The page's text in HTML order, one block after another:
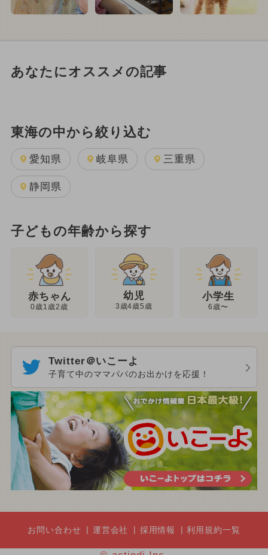
あなたにオススメの記事
東海の中から絞り込む
愛知県 岐阜県 三重県
静岡県
子どもの年齢から探す
赤ちゃん
0歳1歳2歳
幼児
3歳4歳5歳
小学生
6歳〜
Twitter＠いこーよ
子育て中のママパパのお出かけを応援！
お問い合わせ 運営会社 採用情報 利用規約一覧